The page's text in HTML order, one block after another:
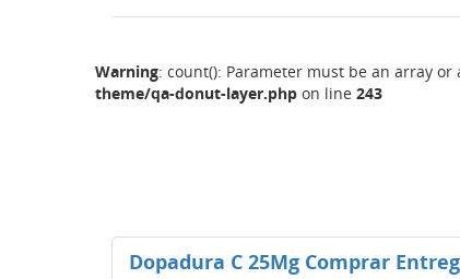
Warning: count(): Parameter must be an array
theme/qa-donut-layer.php on line 243
Dopadura C 25Mg Comprar